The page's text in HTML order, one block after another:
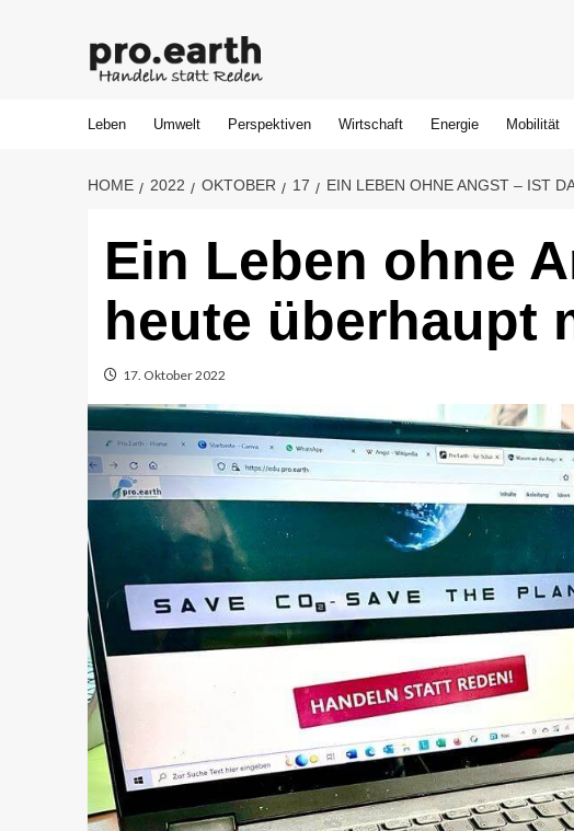
Leben Umwelt Perspektiven Wirtschaft Energie Mobilität
HOME 2022 OKTOBER 17 EIN LEBEN OHNE ANGST – IST
Ein Leben ohne
heute überhaupt
17. Oktober 2022